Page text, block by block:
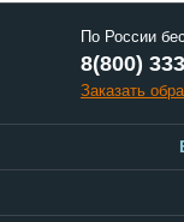
По России
8(800)
Заказать